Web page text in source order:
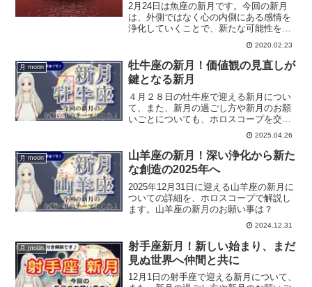
2月24日は魚座の新月です。今回の新月
は、外側ではなく心の内側にある感情を
浄化していくことで、新たな可能性を広
げていくことができる新月です。うお座
の新月の詳細情報を、ホロスコープを交
えて解説していきます。
2020.02.23
月 moon
牡牛座の新月！価値観の見直しが
鍵となる新月
４月２８日の牡牛座で迎える新月につい
て、また、新月の過ごし方や新月のお願
いごとについても、ホロスコープを交え
2025.04.26
月 moon
山羊座の新月！深い浄化から新た
な創造の2025年へ
2025年12月31日に迎える山羊座の新月に
ついての詳細を、ホロスコープで解説し
ます。山羊座の新月のお願い事は？
2024.12.31
月 moon
射手座新月！新しい始まり、まだ
見ぬ世界へ仲間と共に
12月1日の射手座で迎える新月について、